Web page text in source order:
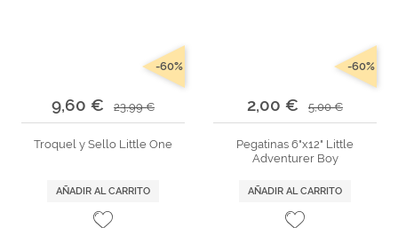
9,60 € 23,99 €
-60%
Troquel y Sello Little One
AÑADIR AL CARRITO
2,00 € 5,00 €
-60%
Pegatinas 6"x12" Little
Adventurer Boy
AÑADIR AL CARRITO